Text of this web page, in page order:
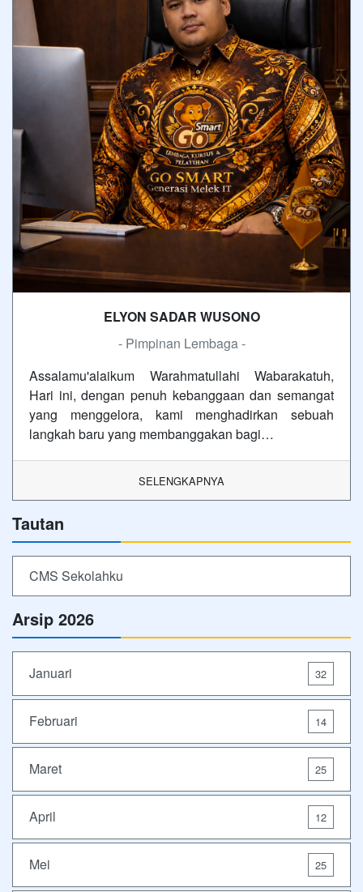
ELYON SADAR WUSONO
- Pimpinan Lembaga -
Assalamu'alaikum Warahmatullahi Wabarakatuh,
Hari ini, dengan penuh kebanggaan dan semangat
yang menggelora, kami menghadirkan sebuah
langkah baru yang membanggakan bagi…
SELENGKAPNYA
Tautan
CMS Sekolahku
Arsip 2026
Januari 32
Februari 14
Maret 25
April 12
Mei 25